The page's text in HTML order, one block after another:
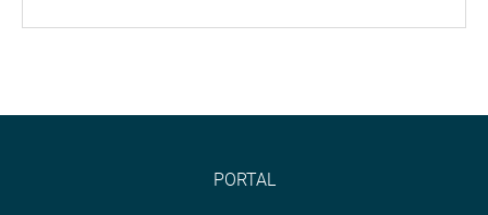
PORTAL